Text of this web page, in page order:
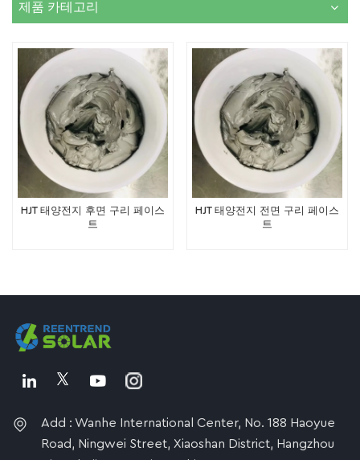
제품 카테고리
HJT 태양전지 후면 구리 페이스
트
HJT 태양전지 전면 구리 페이스
트
Add : Wanhe International Center, No. 188 Haoyue
Road, Ningwei Street, Xiaoshan District, Hangzhou